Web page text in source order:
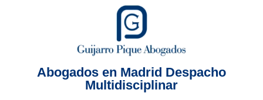
Abogados en Madrid Despacho
Multidisciplinar